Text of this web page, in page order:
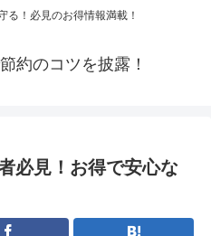
る！必見のお得情報満載！
約のコツを披露！
必見！お得で安心な